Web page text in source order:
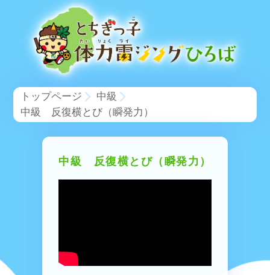
トップページ
中級
中級 反復横とび（瞬発力）
中級 反復横とび（瞬発力）